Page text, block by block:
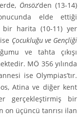
Önsöz’den (13-14)
elde ettiği
bir harita (10-11) yer
Çocukluğu ve Gençliği
ve tahta çıkışı
MÖ 356 yılında
ise Olympias’tır.
Atina ve diğer kent
gerçek­leştirmiş bir
on üçüncü tanrısı ilan